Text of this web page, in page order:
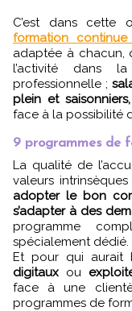
C’est dans cette
formation continue
adaptée à chacun,
l’activité dans
professionnelle ;
plein et
face à la possibilité
9 programmes de
La qualité de l’accueil et la culture du service sont des
valeurs
adopter le bon
s’adapter à des
programme
spécialement dédié.
Et pour qui aurait
digitaux ou
face à une
programmes de